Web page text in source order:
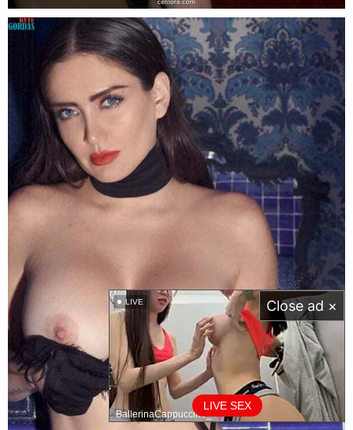
LIVE SEX
LIVE
BallerinaCappuccino_
Close ad ×